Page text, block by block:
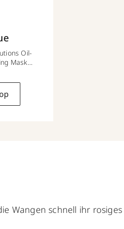
Oil-
Mask
Wangen schnell ihr